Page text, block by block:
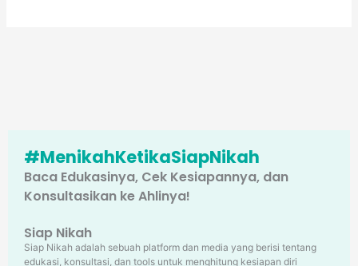
#MenikahKetikaSiapNikah
Baca Edukasinya, Cek Kesiapannya, dan
Konsultasikan ke Ahlinya!
Siap Nikah
Siap Nikah adalah sebuah platform dan media yang berisi tentang
edukasi, konsultasi, dan tools untuk menghitung kesiapan diri